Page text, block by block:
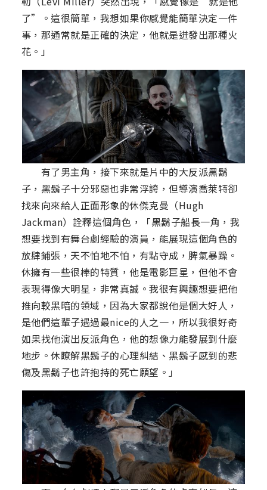
了”。這很簡單，我想如果你感覺能簡單決定一件
事，那通常就是正確的決定，他就是迸發出那種火
花。」
有了男主角，接下來就是片中的大反派黑鬍
子，黑鬍子十分邪惡也非常浮誇，但導演喬萊特卻
找來向來給人正面形象的休傑克曼（Hugh
Jackman）詮釋這個角色，「黑鬍子船長一角，我
想要找到有舞台劇經驗的演員，能展現這個角色的
放肆鋪張，天不怕地不怕，有點守成，脾氣暴躁。
休擁有一些很棒的特質，他是電影巨星，但他不會
表現得像大明星，非常真誠。我很有興趣想要把他
推向較黑暗的領域，因為大家都說他是個大好人，
是他們這輩子遇過最nice的人之一，所以我很好奇
如果找他演出反派角色，他的想像力能發展到什麼
地步。休瞭解黑鬍子的心理糾結、黑鬍子感到的悲
傷及黑鬍子也許抱持的死亡願望。」